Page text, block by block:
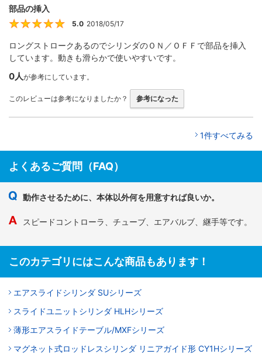
部品の挿入
5.0 2018/05/17
ロングストロークあるのでシリンダのＯＮ／ＯＦＦで部品を挿入
しています。動きも滑らかで使いやすいです。
0人が参考にしています。
このレビューは参考になりましたか？ 参考になった
1件すべてみる
よくあるご質問（FAQ）
動作させるために、本体以外何を用意すれば良いか。
スピードコントローラ、チューブ、エアバルブ、継手等です。
このカテゴリにはこんな商品もあります！
エアスライドシリンダ SUシリーズ
スライドユニットシリンダ HLHシリーズ
薄形エアスライドテーブル/MXFシリーズ
マグネット式ロッドレスシリンダ リニアガイド形 CY1Hシリーズ